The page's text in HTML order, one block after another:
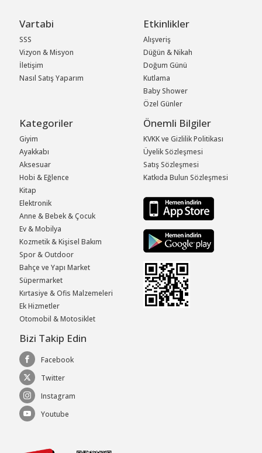
Vartabi
SSS
Vizyon & Misyon
İletişim
Nasıl Satış Yaparım
Etkinlikler
Alışveriş
Düğün & Nikah
Doğum Günü
Kutlama
Baby Shower
Özel Günler
Kategoriler
Giyim
Ayakkabı
Aksesuar
Hobi & Eğlence
Kitap
Elektronik
Anne & Bebek & Çocuk
Ev & Mobilya
Kozmetik & Kişisel Bakım
Spor & Outdoor
Bahçe ve Yapı Market
Süpermarket
Kırtasiye & Ofis Malzemeleri
Ek Hizmetler
Otomobil & Motosiklet
Önemli Bilgiler
KVKK ve Gizlilik Politikası
Üyelik Sözleşmesi
Satış Sözleşmesi
Katkıda Bulun Sözleşmesi
Bizi Takip Edin
Facebook
Twitter
Instagram
Youtube